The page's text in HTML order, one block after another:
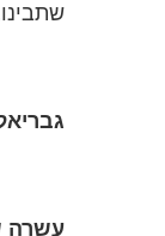
עשרה